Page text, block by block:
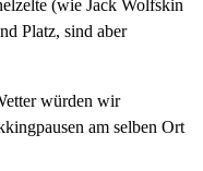
(wie Jack Wolfskin
Platz, sind aber
würden wir
am selben Ort